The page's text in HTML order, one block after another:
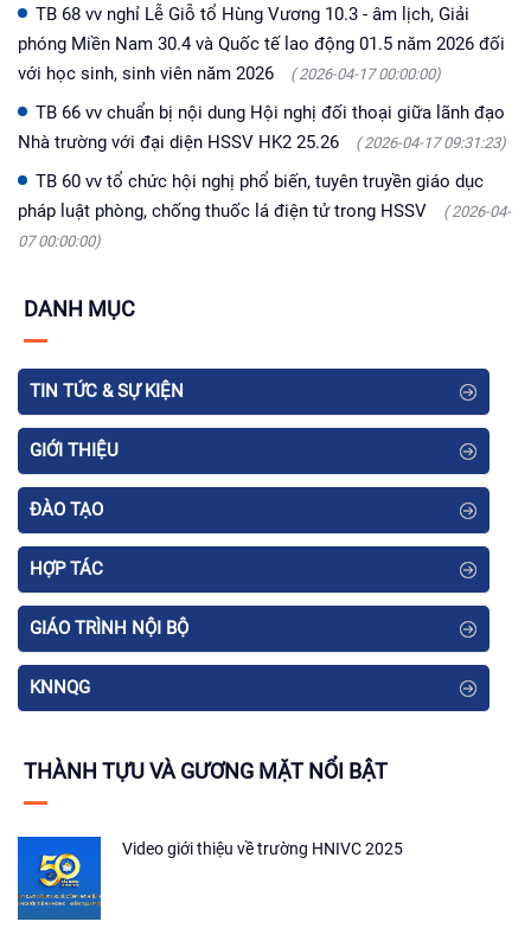
TB 68 vv nghỉ Lễ Giỗ tổ Hùng Vương 10.3 - âm lịch, Giải
phóng Miền Nam 30.4 và Quốc tế lao động 01.5 năm 2026 đối
với học sinh, sinh viên năm 2026
( 2026-04-17 00:00:00)
TB 66 vv chuẩn bị nội dung Hội nghị đối thoại giữa lãnh đạo
Nhà trường với đại diện HSSV HK2 25.26
( 2026-04-17 09:31:23)
TB 60 vv tổ chức hội nghị phổ biến, tuyên truyền giáo dục
pháp luật phòng, chống thuốc lá điện tử trong HSSV
( 2026-04-
07 00:00:00)
DANH MỤC
TIN TỨC & SỰ KIỆN
GIỚI THIỆU
ĐÀO TẠO
HỢP TÁC
GIÁO TRÌNH NỘI BỘ
KNNQG
THÀNH TỰU VÀ GƯƠNG MẶT NỔI BẬT
Video giới thiệu về trường HNIVC 2025